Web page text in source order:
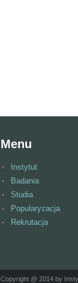
Menu
Instytut
Badania
Studia
Popularyzacja
Rekrutacja
Copyright @ 2014 by